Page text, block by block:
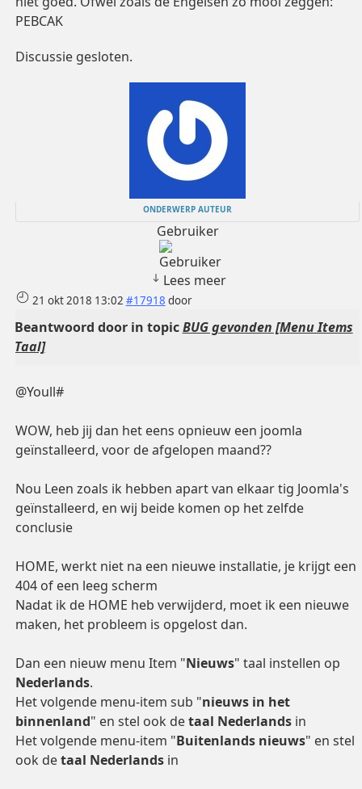
PEBCAK
Discussie gesloten.
ONDERWERP AUTEUR
Gebruiker
Lees meer
21 okt 2018 13:02 #17918 door
Beantwoord door in topicBUG gevonden [Menu Items
Taal]
@Youll#
WOW, heb jij dan het eens opnieuw een joomla
geïnstalleerd, voor de afgelopen maand??
Nou Leen zoals ik hebben apart van elkaar tig Joomla's
geïnstalleerd, en wij beide komen op het zelfde
conclusie
HOME, werkt niet na een nieuwe installatie, je krijgt een
404 of een leeg scherm
Nadat ik de HOME heb verwijderd, moet ik een nieuwe
maken, het probleem is opgelost dan.
Dan een nieuw menu Item "Nieuws" taal instellen op
Nederlands.
Het volgende menu-item sub "nieuws in het
binnenland" en stel ook detaal Nederlandsin
Het volgende menu-item "Buitenlands nieuws" en stel
ook detaal Nederlandsin